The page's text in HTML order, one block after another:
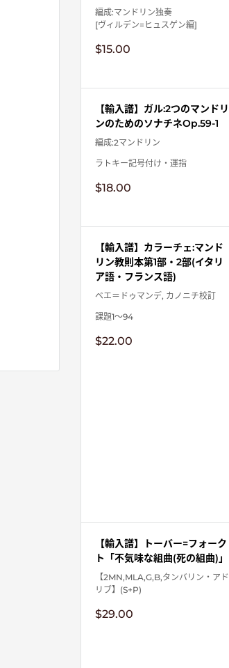
編成:マンドリン独奏
[ヴィルデン=ヒュスゲン編]
販
$15.00
【輸入譜】ガル:2つのマンドリ
ンのためのソナチネOp.59-1
編成:2マンドリン
ラトキー記号付け・運指
販
$18.00
【輸入譜】カラーチェ:マンド
リン教則本第1部・2部(イタリ
ア語・フランス語)
ベエ＝ドゥマンデ, カノニチ校訂
課題1～94
販
$22.00
【輸入譜】トーバー=フォーク
ト「不気味な組曲(死の組曲)」
【2MN,MLA,G,B,タンバリン・アド
リブ】(S+P)
販
$29.00